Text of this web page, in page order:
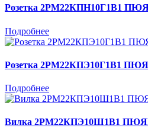
Розетка 2РМ22КПН10Г1В1
Подробнее
Розетка 2РМ22КПЭ10Г1В1
Подробнее
Вилка 2РМ22КПЭ10Ш1В1